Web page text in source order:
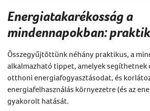
Energiatakarékosság a
mindennapokban:
Összegyűjtöttünk néhány praktikus, a
alkalmazható tippet, amelyek segíthetnek
otthoni energiafogyasztásodat, és
energiafelhasználás környezetre (és az
gyakorolt hatását.